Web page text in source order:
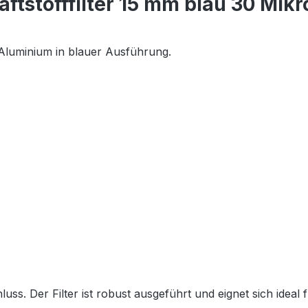
in blauer Ausführung.
Der Filter ist robust ausgeführt und eignet sich